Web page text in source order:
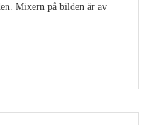
Mixern på bilden är av